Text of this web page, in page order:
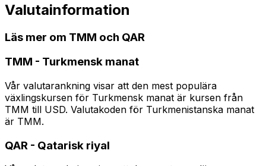
Valutainformation
Läs mer om TMM och QAR
TMM - Turkmensk manat
Vår valutarankning visar att den mest populära
växlingskursen för Turkmensk manat är kursen från
TMM till USD. Valutakoden för Turkmenistanska manat
är TMM.
QAR - Qatarisk riyal